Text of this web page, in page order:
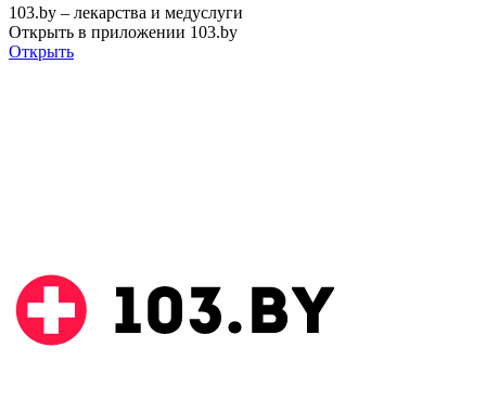
103.by – лекарства и медуслуги
Открыть в приложении 103.by
Открыть